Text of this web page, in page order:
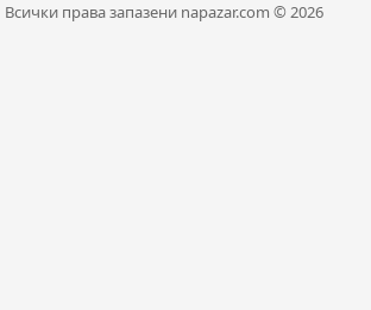
Всички права запазени napazar.com © 2026